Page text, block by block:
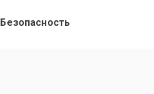
Безопасность